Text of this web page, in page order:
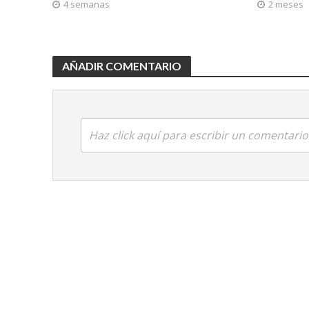
4 semanas 2 meses
AÑADIR COMENTARIO
Haz click aquí para escribir un comentario